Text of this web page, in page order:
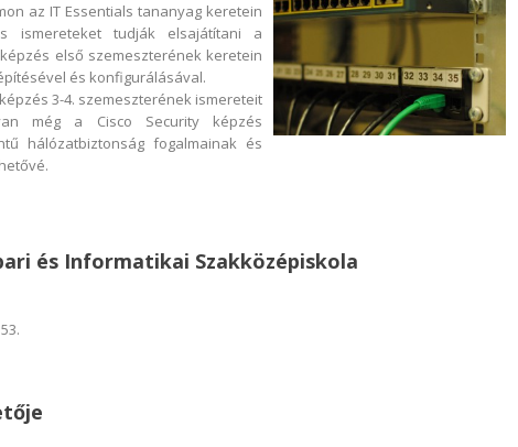
az IT Essentials tananyag keretein
ismereteket tudják elsajátítani a
első szemeszterének keretein
és konfigurálásával.
3-4. szemeszterének ismereteit
még a Cisco Security képzés
hálózatbiztonság fogalmainak és
és Informatikai Szakközépiskola